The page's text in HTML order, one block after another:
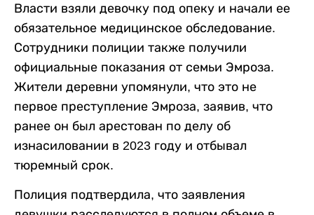
Власти взяли девочку под опеку и начали ее
обязательное медицинское обследование.
Сотрудники полиции также получили
официальные показания от семьи Эмроза.
Жители деревни упомянули, что это не
первое преступление Эмроза, заявив, что
ранее он был арестован по делу об
изнасиловании в 2023 году и отбывал
тюремный срок.
Полиция подтвердила, что заявления